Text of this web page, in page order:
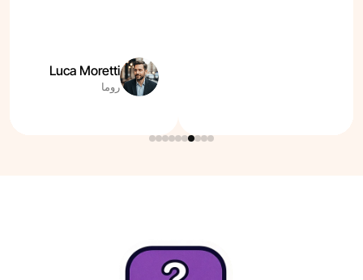
Luca Moretti
روما